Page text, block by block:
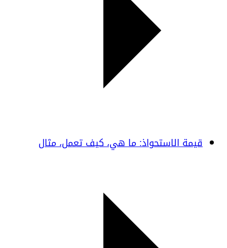
قيمة الاستحواذ: ما هي، كيف تعمل، مثال